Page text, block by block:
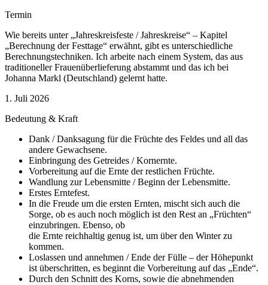
Termin
Wie bereits unter „Jahreskreisfeste / Jahreskreise“ – Kapitel
„Berechnung der Festtage“ erwähnt, gibt es unterschiedliche
Berechnungstechniken. Ich arbeite nach einem System, das aus
traditioneller Frauenüberlieferung abstammt und das ich bei
Johanna Markl (Deutschland) gelernt hatte.
1. Juli 2026
Bedeutung & Kraft
Dank / Danksagung für die Früchte des Feldes und all das
andere Gewachsene.
Einbringung des Getreides / Kornernte.
Vorbereitung auf die Ernte der restlichen Früchte.
Wandlung zur Lebensmitte / Beginn der Lebensmitte.
Erstes Erntefest.
In die Freude um die ersten Ernten, mischt sich auch die
Sorge, ob es auch noch möglich ist den Rest an „Früchten“
einzubringen. Ebenso, ob
die Ernte reichhaltig genug ist, um über den Winter zu
kommen.
Loslassen und annehmen / Ende der Fülle – der Höhepunkt
ist überschritten, es beginnt die Vorbereitung auf das „Ende“.
Durch den Schnitt des Korns, sowie die abnehmenden